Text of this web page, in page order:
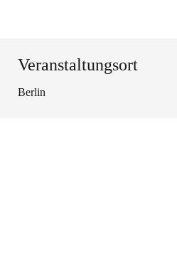
Veranstaltungsort
Berlin